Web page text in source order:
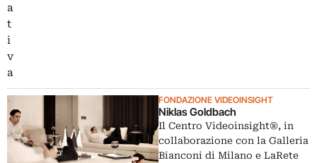
FONDAZIONE VIDEOINSIGHT
Niklas Goldbach
Il Centro Videoinsight®, in
collaborazione con la Galleria
Bianconi di Milano e LaRete